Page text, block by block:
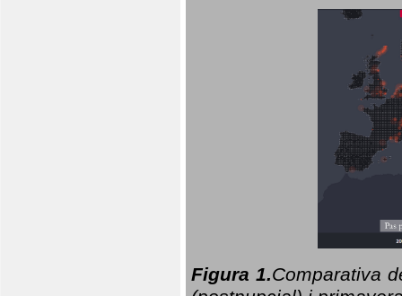
Figura 1.Comparativa